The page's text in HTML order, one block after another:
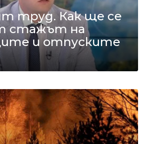
труд. Как ще се
стажът на
и отпуските